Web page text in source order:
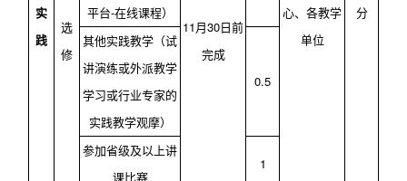
实
践
心、各教学
单位
分
选
修
11 月30日前
完成
平台-在线课程）
其他实践教学（试
讲演练或外派教学
学习或行业专家的
实践教学观摩）
0.5
参加省级及以上讲
课比赛
1